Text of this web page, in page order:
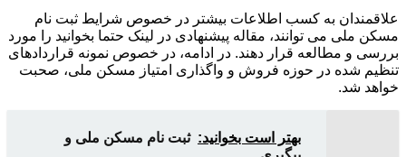
علاقمندان به کسب اطلاعات بیشتر در خصوص شرایط ثبت نام
مسکن ملی می توانند، مقاله پیشنهادی در لینک حتما بخوانید را مورد
بررسی و مطالعه قرار دهند. در ادامه، در خصوص نمونه قراردادهای
تنظیم شده در حوزه فروش و واگذاری امتیاز مسکن ملی، صحبت
خواهد شد.
بهتر است بخوانید: ثبت نام مسکن ملی و